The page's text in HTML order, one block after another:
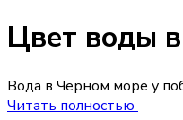
Цвет воды
Вода в Черном море у
Читать полностью